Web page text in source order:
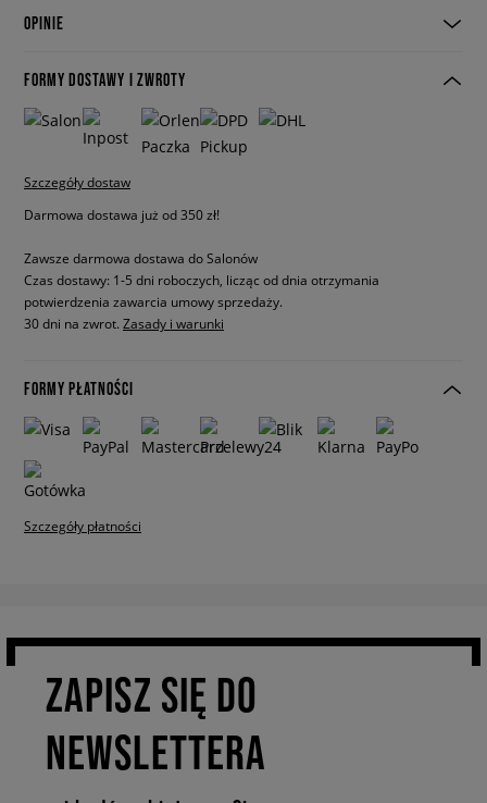
OPINIE
FORMY DOSTAWY I ZWROTY
Szczegóły dostaw
Darmowa dostawa już od 350 zł!
Zawsze darmowa dostawa do Salonów
Czas dostawy: 1-5 dni roboczych, licząc od dnia otrzymania
potwierdzenia zawarcia umowy sprzedaży.
30 dni na zwrot. Zasady i warunki
FORMY PŁATNOŚCI
Szczegóły płatności
ZAPISZ SIĘ DO
NEWSLETTERA